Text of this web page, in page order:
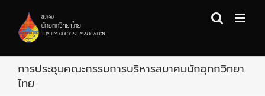
content
การประชุมคณะกรรมการบริหารสมาคมนักอุทกวิทยา
ไทย